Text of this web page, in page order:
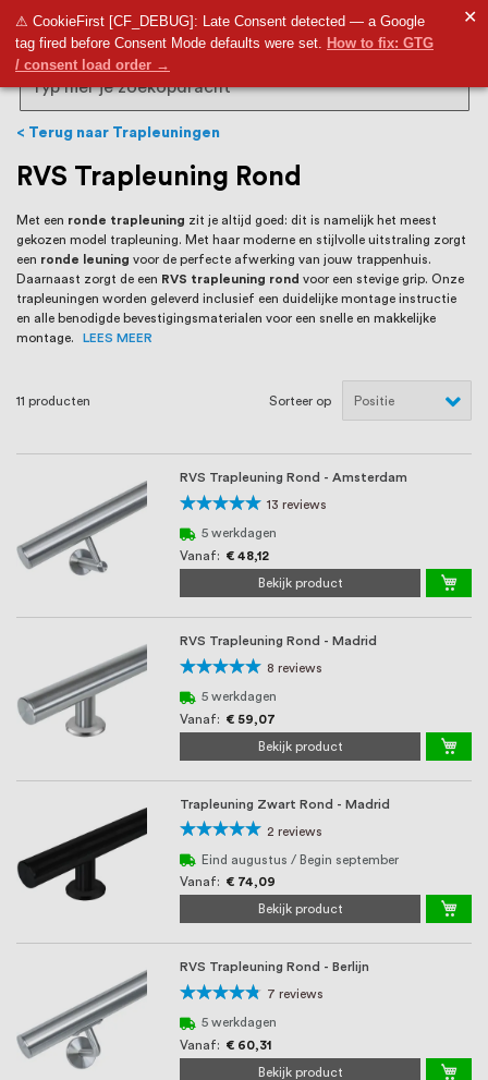
9,5
⚠ CookieFirst [CF_DEBUG]: Late Consent detected — a Google
tag fired before Consent Mode defaults were set. How to fix: GTG
/ consent load order →
✕
RVS Land is een écht familiebedrijf met
bijna 20 jaar ervaring in RVS producten
voor binnen- en buitenhuis, waaronder
trapleuningen, deurbeslag,
ventilatieroosters en bouwbeslag. In onze
webshop vind je het grootste assortiment
van Nederland en België, met meer dan
100.000 hoogwaardige RVS artikelen
direct uit voorraad leverbaar. Wij hebben
RVS op maat produceren, geheel volgens
jouw specifieke wensen. Al sinds onze
oprichting staat persoonlijke service bij
ons voorop, want we geloven dat een
goede relatie met onze klanten het
Search
Terug naar Trapleuningen
RVS Trapleuning Rond
Met een ronde trapleuning zit je altijd goed: dit is namelijk het meest
gekozen model trapleuning. Met haar moderne en stijlvolle uitstraling zorgt
een ronde leuning voor de perfecte afwerking van jouw trappenhuis.
Daarnaast zorgt de een RVS trapleuning rond voor een stevige grip. Onze
trapleuningen worden geleverd inclusief een duidelijke montage instructie
en alle benodigde bevestigingsmaterialen voor een snelle en makkelijke
montage.
LEES MEER
11 producten Sorteer op
RVS Trapleuning Rond - Amsterdam
Waardering:
98%
13 reviews
5 werkdagen
Vanaf
€ 48,12
Bekijk product
RVS Trapleuning Rond - Madrid
Waardering:
100%
8 reviews
5 werkdagen
Vanaf
€ 59,07
Bekijk product
Trapleuning Zwart Rond - Madrid
Waardering:
100%
2 reviews
Eind augustus / Begin september
Vanaf
€ 74,09
Bekijk product
RVS Trapleuning Rond - Berlijn
Waardering:
91%
7 reviews
5 werkdagen
Vanaf
€ 60,31
Bekijk product